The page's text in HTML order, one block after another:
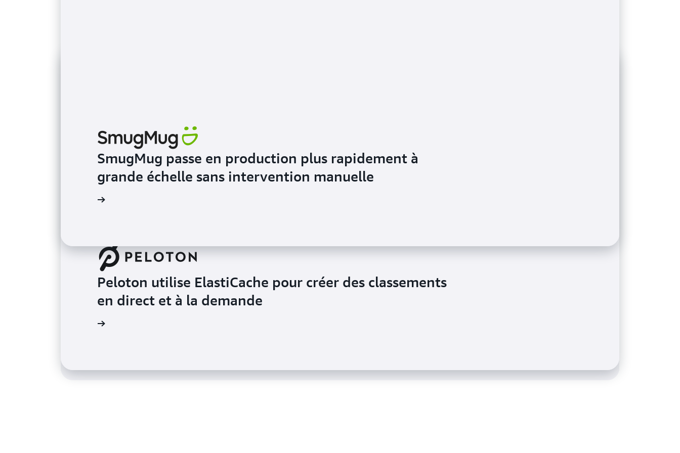
SmugMug passe en production plus rapidement à
grande échelle sans intervention manuelle
Peloton utilise ElastiCache pour créer des classements
en direct et à la demande
Tinder utilise ElastiCache pour calculer plus de
30 milliards de matchs